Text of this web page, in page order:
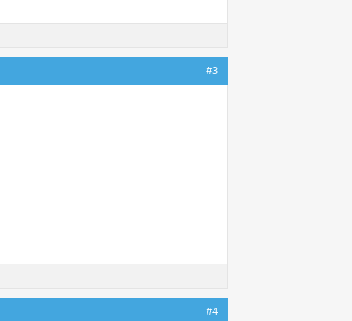
#3
#4